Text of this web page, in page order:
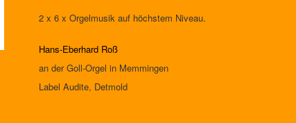
2 x 6 x Orgelmusik auf höchstem Niveau.
Hans-Eberhard Roß
an der Goll-Orgel in Memmingen
Label Audite, Detmold